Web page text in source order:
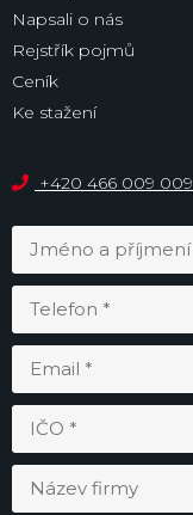
Napsali o nás
Rejstřík pojmů
Ceník
Ke stažení
+420 466 009 009